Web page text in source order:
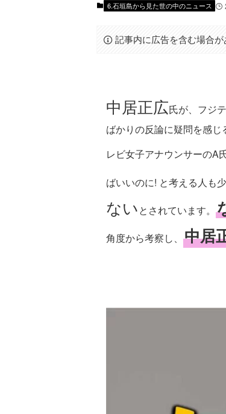
6.石垣島から見た世の中のニュース
記事内に広告を含む場合が
中居正広氏が、フジ
ばかりの反論に疑問を感
レビ女子アナウンサーのA
ばいいのに! と考える人も
ないとされています。
角度から考察し、 中居